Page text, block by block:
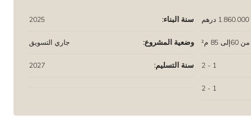
من 60إلى 85 م²
1 - 2
1 - 2
سنة البناء: 2025
وضعية المشروع: جاري التسويق
سنة التسليم: 2027